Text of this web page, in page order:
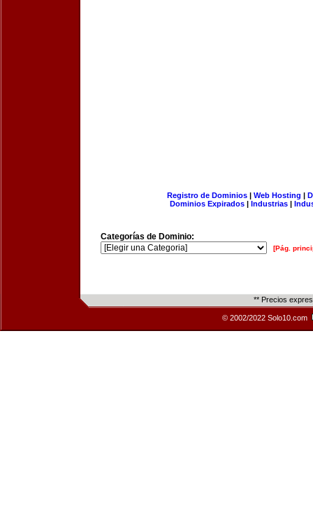
Registro de Dominios| Web Hosting |
Dominios Expirados | Industrias |
Categorías de Dominio:
[Pág.
** Precios
© 2002/2022 Solo10.com